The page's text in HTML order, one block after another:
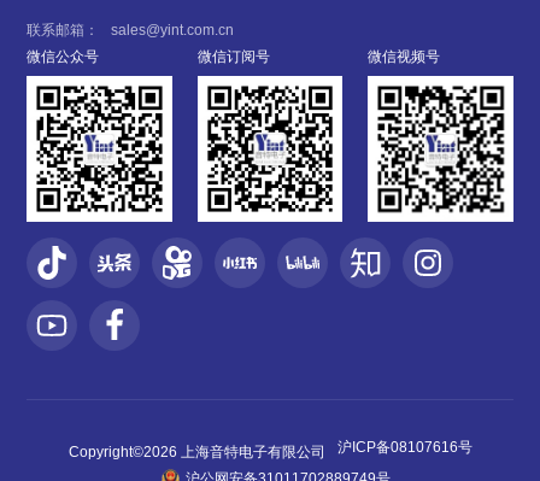
联系邮箱：
sales@yint.com.cn
微信公众号
微信订阅号 微信视频号
Copyright©2026 上海音特电子有限公司
沪ICP备08107616号